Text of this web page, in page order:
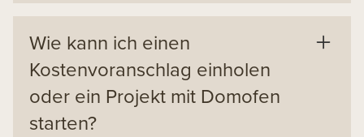
Wie kann ich einen
Kostenvoranschlag einholen
oder ein Projekt mit Domofen
starten?